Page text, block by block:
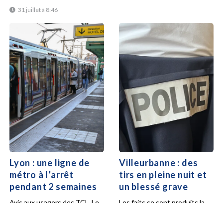
31 juillet à 8:46
Lyon : une ligne de
métro à l’arrêt
pendant 2 semaines
Villeurbanne : des
tirs en pleine nuit et
un blessé grave